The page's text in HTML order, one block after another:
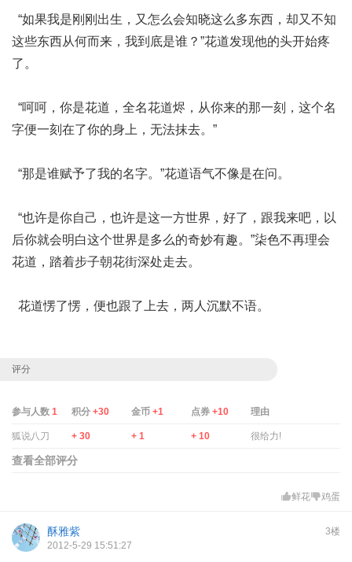
“如果我是刚刚出生，又怎么会知晓这么多东西，却又不知
这些东西从何而来，我到底是谁？”花道发现他的头开始疼
了。
“呵呵，你是花道，全名花道烬，从你来的那一刻，这个名
字便一刻在了你的身上，无法抹去。”
“那是谁赋予了我的名字。”花道语气不像是在问。
“也许是你自己，也许是这一方世界，好了，跟我来吧，以
后你就会明白这个世界是多么的奇妙有趣。”柒色不再理会
花道，踏着步子朝花街深处走去。
花道愣了愣，便也跟了上去，两人沉默不语。
评分
参与人数 1 积分 +30 金币 +1 点券 +10 理由
狐说八刀 + 30 + 1 + 10 很给力!
查看全部评分
鲜花 鸡蛋
3楼
酥雅紫
2012-5-29 15:51:27